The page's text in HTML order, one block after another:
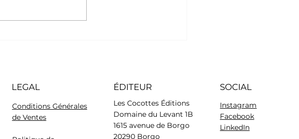
LEGAL
Conditions Générales
de Ventes
ÉDITEUR
Les Cocottes Éditions
Domaine du Levant 1B
1615 avenue de Borgo
20290 Borgo
SOCIAL
Instagram
Facebook
LinkedIn